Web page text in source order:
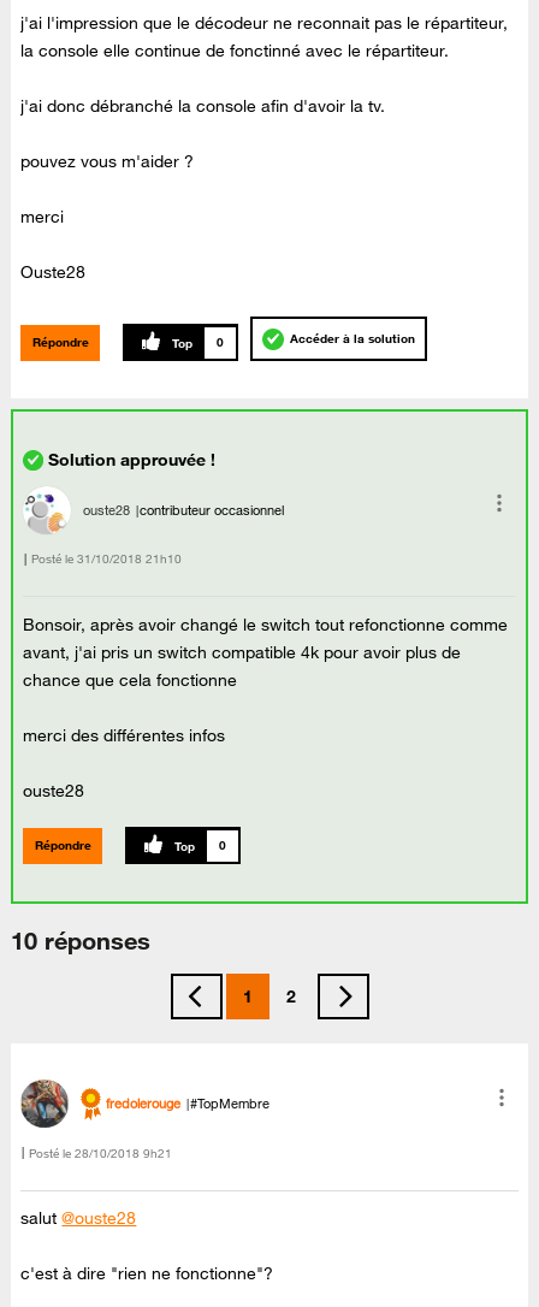
j'ai l'impression que le décodeur ne reconnait pas le répartiteur,
la console elle continue de fonctinné avec le répartiteur.
j'ai donc débranché la console afin d'avoir la tv.
pouvez vous m'aider ?
merci
Ouste28
Répondre 0 Accéder à la solution
ouste28 contributeur occasionnel
Posté le ‎31/10/2018 21h10
Bonsoir, après avoir changé le switch tout refonctionne comme
avant, j'ai pris un switch compatible 4k pour avoir plus de
chance que cela fonctionne
merci des différentes infos
ouste28
Répondre 0
10 réponses
1 2
fredolerouge #TopMembre
Posté le ‎28/10/2018 9h21
salut@ouste28
c'est à dire "rien ne fonctionne"?